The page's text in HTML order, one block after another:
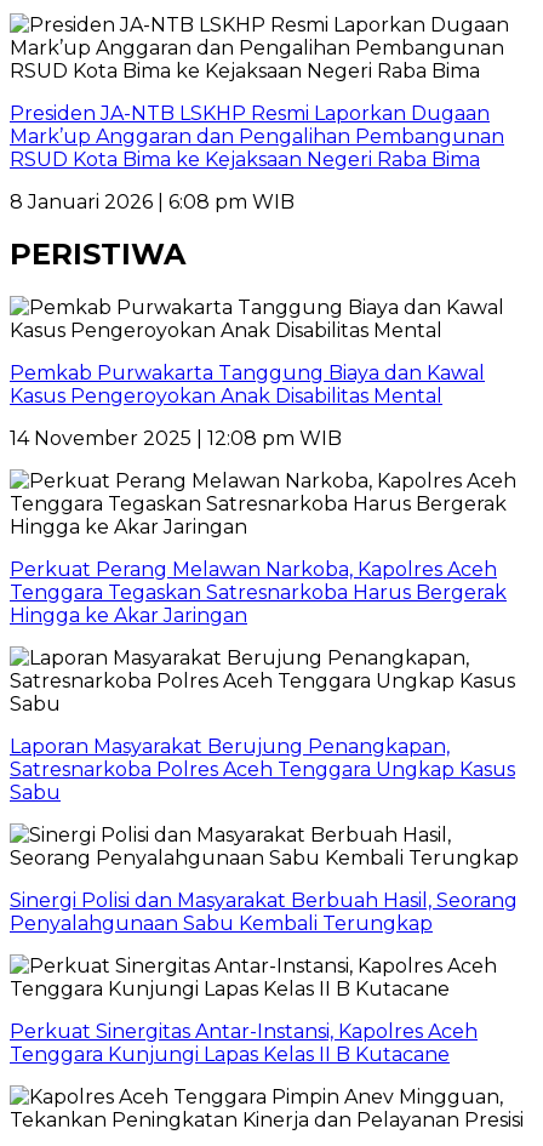
Presiden JA-NTB LSKHP Resmi Laporkan Dugaan
Mark’up Anggaran dan Pengalihan Pembangunan
RSUD Kota Bima ke Kejaksaan Negeri Raba Bima
8 Januari 2026 | 6:08 pm WIB
PERISTIWA
Pemkab Purwakarta Tanggung Biaya dan Kawal
Kasus Pengeroyokan Anak Disabilitas Mental
14 November 2025 | 12:08 pm WIB
Perkuat Perang Melawan Narkoba, Kapolres Aceh
Tenggara Tegaskan Satresnarkoba Harus Bergerak
Hingga ke Akar Jaringan
Laporan Masyarakat Berujung Penangkapan,
Satresnarkoba Polres Aceh Tenggara Ungkap Kasus
Sabu
Sinergi Polisi dan Masyarakat Berbuah Hasil, Seorang
Penyalahgunaan Sabu Kembali Terungkap
Perkuat Sinergitas Antar-Instansi, Kapolres Aceh
Tenggara Kunjungi Lapas Kelas II B Kutacane